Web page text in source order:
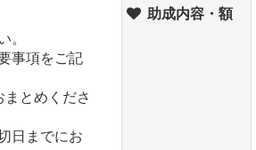
。
事項をご記
とめくださ
日までにお
助成内容・額